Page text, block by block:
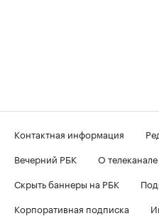
Контактная информация
Вечерний РБК
О телеканале
Скрыть баннеры на РБК
Корпоративная подписка